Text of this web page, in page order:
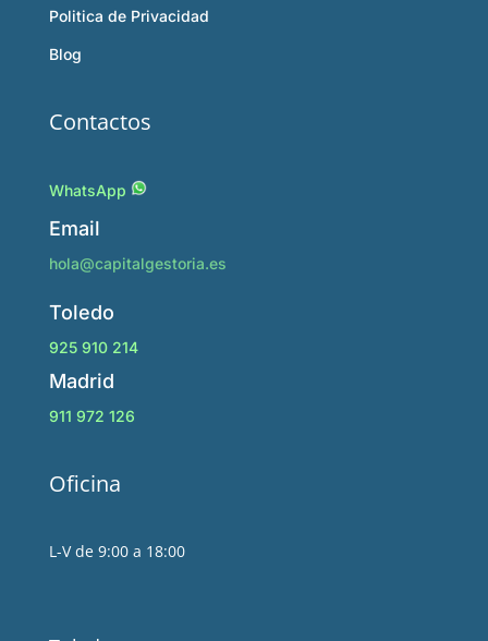
Politica de Privacidad
Blog
Contactos
WhatsApp
Email
hola@capitalgestoria.es
Toledo
925 910 214
Madrid
911 972 126
Oficina
L-V de 9:00 a 18:00